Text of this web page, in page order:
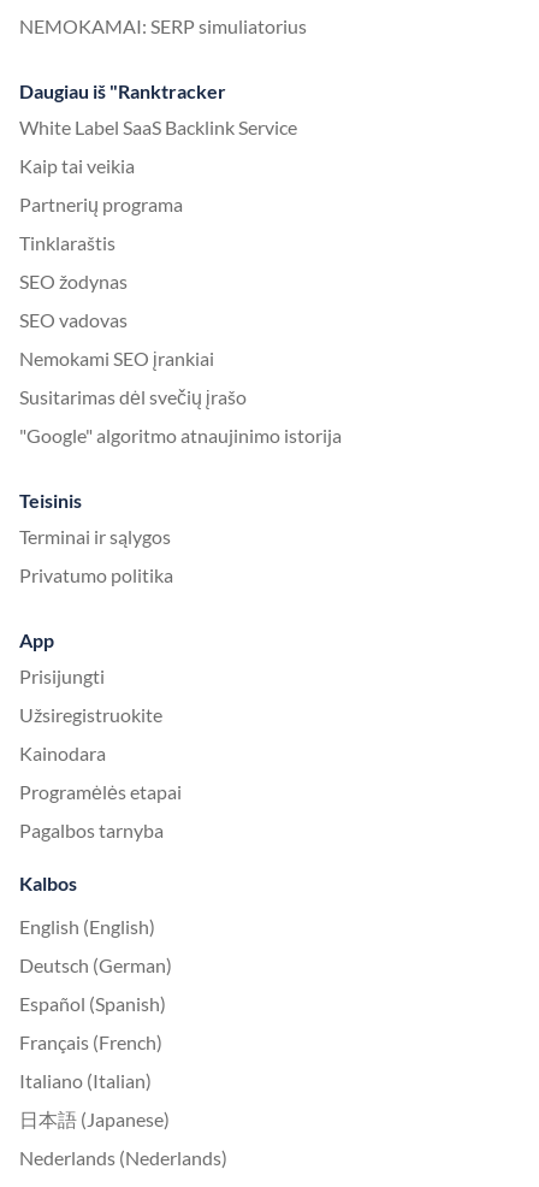
NEMOKAMAI: SERP simuliatorius
Daugiau iš "Ranktracker
White Label SaaS Backlink Service
Kaip tai veikia
Partnerių programa
Tinklaraštis
SEO žodynas
SEO vadovas
Nemokami SEO įrankiai
Susitarimas dėl svečių įrašo
"Google" algoritmo atnaujinimo istorija
Teisinis
Terminai ir sąlygos
Privatumo politika
App
Prisijungti
Užsiregistruokite
Kainodara
Programėlės etapai
Pagalbos tarnyba
Kalbos
English (English)
Deutsch (German)
Español (Spanish)
Français (French)
Italiano (Italian)
日本語 (Japanese)
Nederlands (Nederlands)